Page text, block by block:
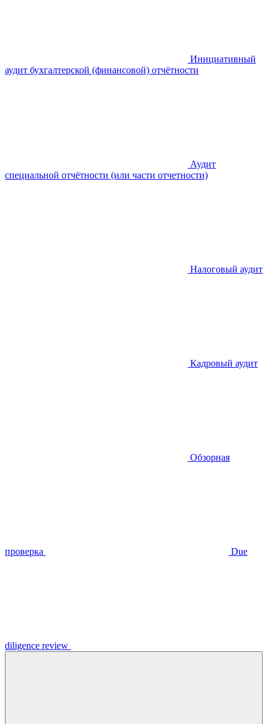
Инициативный
аудит бухгалтерской (финансовой) отчётности
Аудит
специальной отчётности (или части отчетности)
Налоговый аудит
Кадровый аудит
Обзорная
проверка Due
diligence review